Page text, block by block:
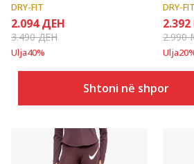
DRY-FIT
2.094 ДЕН
3.490ДЕН
Ulja40%
Shtoni në shportë
DRY-FIT
2.392
2.990
Ulja20